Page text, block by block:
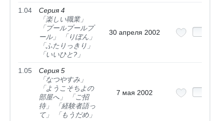
1.04
Серия 4
「楽しい職業」
「プールプールプ
ール」 「りぼん」
「ふたりっきり」
「いいひと?」
30 апреля 2002
1.05
Серия 5
「なつやすみ」
「ようこそちよの
部屋へ」 「ご招
待」 「経験者語っ
て」 「もうだめ」
7 мая 2002